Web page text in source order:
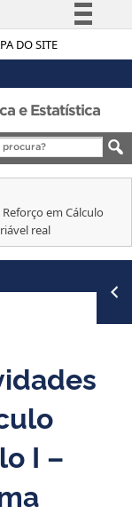
DO SITE
e Estatística
em Cálculo
real
I –